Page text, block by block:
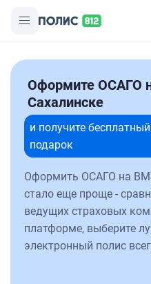
Оформите ОСАГО
Сахалинске
и получите
подарок
Оформить ОСАГО на
стало еще проще -
ведущих страховых
платформе, выберите
электронный полис